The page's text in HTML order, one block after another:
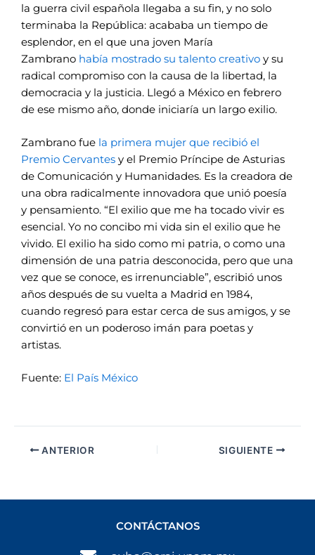
la guerra civil española llegaba a su fin, y no solo
terminaba la República: acababa un tiempo de
esplendor, en el que una joven María
Zambrano había mostrado su talento creativo y su
radical compromiso con la causa de la libertad, la
democracia y la justicia. Llegó a México en febrero
de ese mismo año, donde iniciaría un largo exilio.
Zambrano fue la primera mujer que recibió el
Premio Cervantes y el Premio Príncipe de Asturias
de Comunicación y Humanidades. Es la creadora de
una obra radicalmente innovadora que unió poesía
y pensamiento. “El exilio que me ha tocado vivir es
esencial. Yo no concibo mi vida sin el exilio que he
vivido. El exilio ha sido como mi patria, o como una
dimensión de una patria desconocida, pero que una
vez que se conoce, es irrenunciable”, escribió unos
años después de su vuelta a Madrid en 1984,
cuando regresó para estar cerca de sus amigos, y se
convirtió en un poderoso imán para poetas y
artistas.
Fuente: El País México
ANTERIOR SIGUIENTE
CONTÁCTANOS